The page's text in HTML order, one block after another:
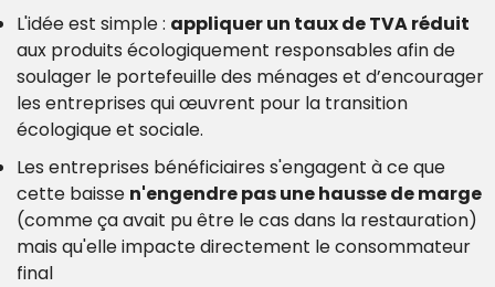
L'idée est simple : appliquer un taux de TVA réduit
aux produits écologiquement responsables afin de
soulager le portefeuille des ménages et d’encourager
les entreprises qui œuvrent pour la transition
écologique et sociale.
Les entreprises bénéficiaires s'engagent à ce que
cette baisse n'engendre pas une hausse de marge
(comme ça avait pu être le cas dans la restauration)
mais qu'elle impacte directement le consommateur
final